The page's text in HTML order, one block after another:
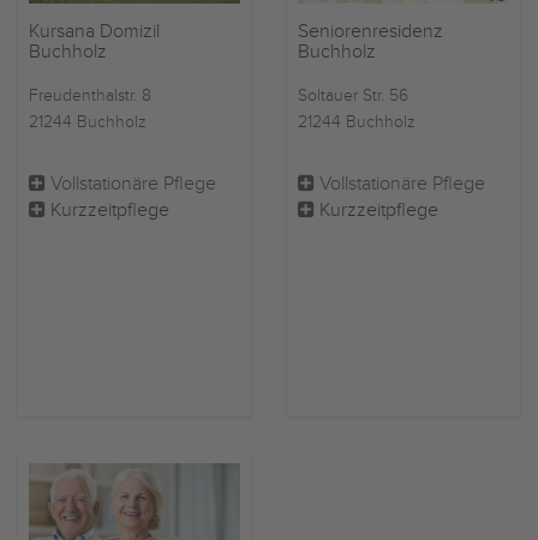
Kursana Domizil
Buchholz
Freudenthalstr. 8
21244 Buchholz
Vollstationäre Pflege
Kurzzeitpflege
Seniorenresidenz
Buchholz
Soltauer Str. 56
21244 Buchholz
Vollstationäre Pflege
Kurzzeitpflege